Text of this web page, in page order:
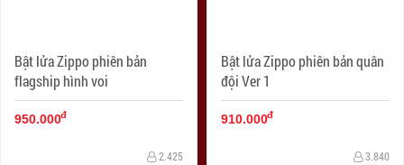
Bật lửa Zippo phiên bản
flagship hình voi
950.000đ
2.425
Bật lửa Zippo phiên bản quân
đội Ver 1
910.000đ
3.840